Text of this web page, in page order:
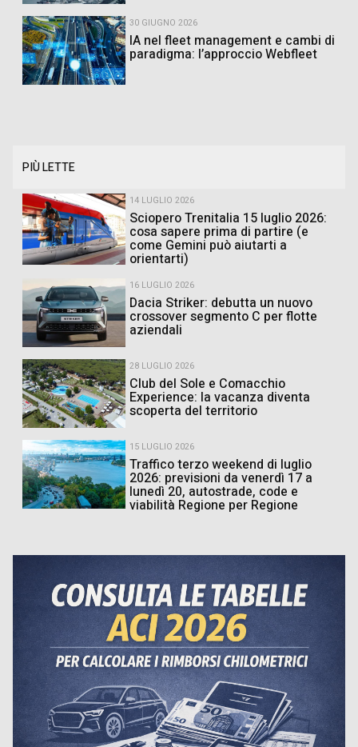
30 GIUGNO 2026
IA nel fleet management e cambi di
paradigma: l’approccio Webfleet
PIÙ LETTE
14 LUGLIO 2026
Sciopero Trenitalia 15 luglio 2026:
cosa sapere prima di partire (e
come Gemini può aiutarti a
orientarti)
16 LUGLIO 2026
Dacia Striker: debutta un nuovo
crossover segmento C per flotte
aziendali
28 LUGLIO 2026
Club del Sole e Comacchio
Experience: la vacanza diventa
scoperta del territorio
15 LUGLIO 2026
Traffico terzo weekend di luglio
2026: previsioni da venerdì 17 a
lunedì 20, autostrade, code e
viabilità Regione per Regione